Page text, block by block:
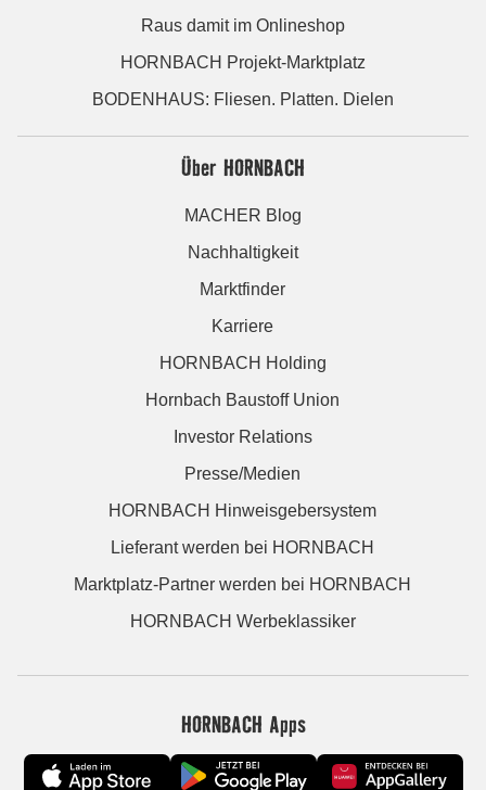
Raus damit im Onlineshop
HORNBACH Projekt-Marktplatz
BODENHAUS: Fliesen. Platten. Dielen
Über HORNBACH
MACHER Blog
Nachhaltigkeit
Marktfinder
Karriere
HORNBACH Holding
Hornbach Baustoff Union
Investor Relations
Presse/Medien
HORNBACH Hinweisgebersystem
Lieferant werden bei HORNBACH
Marktplatz-Partner werden bei HORNBACH
HORNBACH Werbeklassiker
HORNBACH Apps